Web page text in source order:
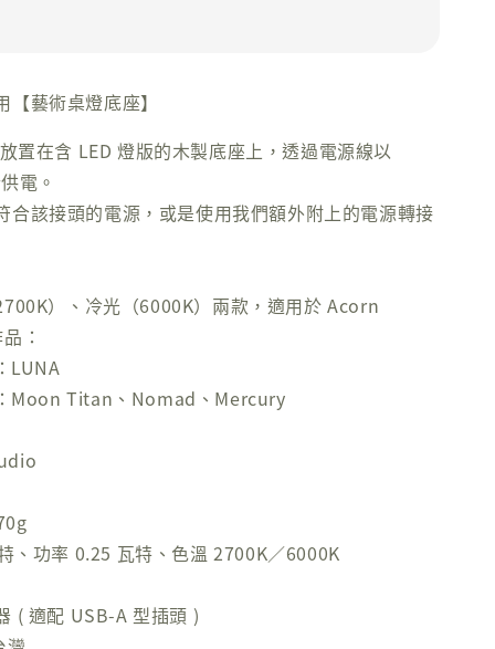
藝術桌燈底座】
置在含 LED 燈版的木製底座上，透過電源線以
電。
合該接頭的電源，或是使用我們額外附上的電源轉接
）、冷光（6000K）兩款，適用於 Acorn
：
LUNA
Moon Titan、Nomad、Mercury
、功率 0.25 瓦特、色溫 2700K／6000K
( 適配 USB-A 型插頭 )